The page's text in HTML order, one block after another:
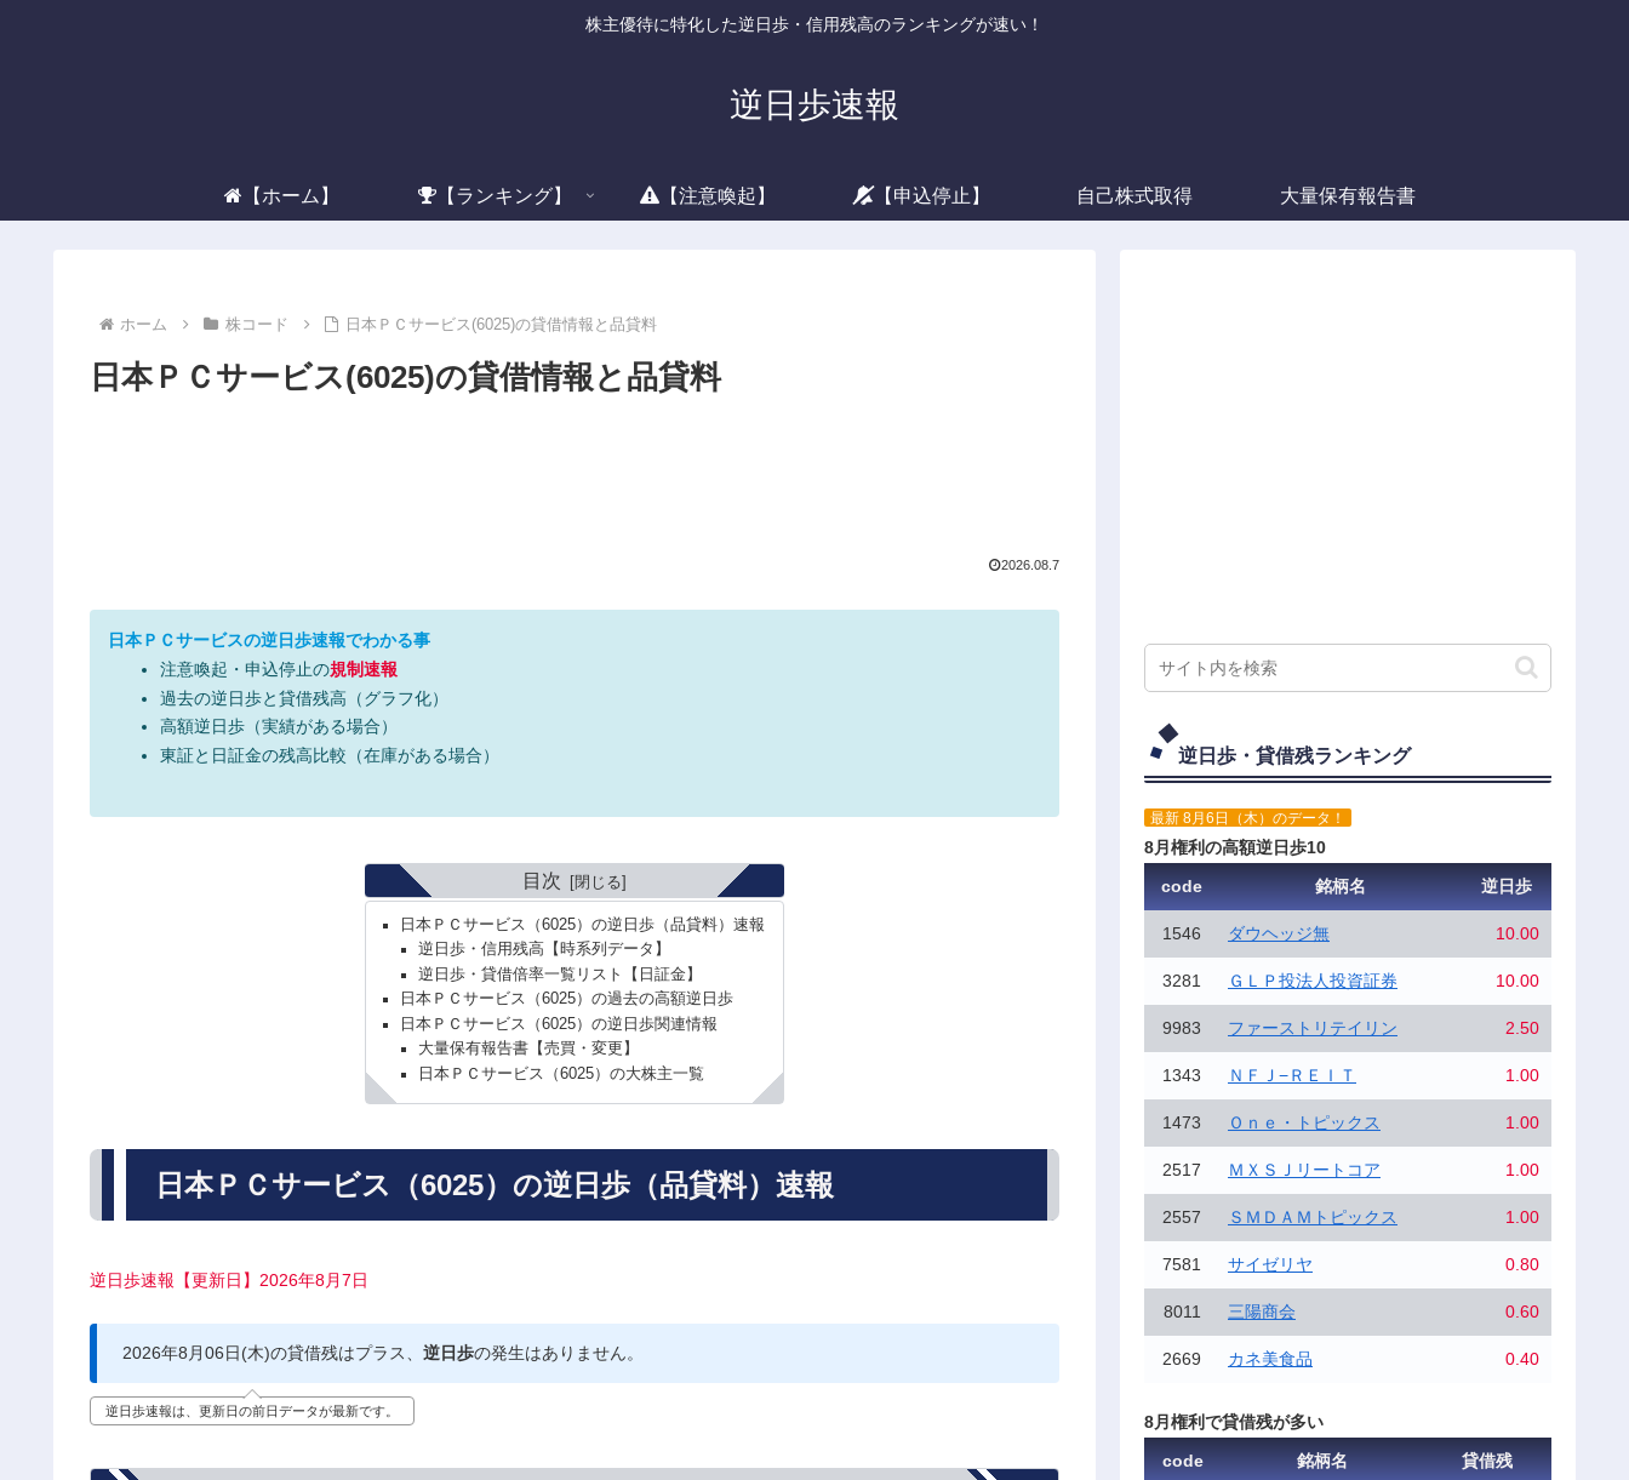
株主優待に特化した逆日歩・信用残高のランキングが速い！
逆日歩速報
【ホーム】 【ランキング】 【注意喚起】 【申込停止】 自己株式取得 大量保有報告書
ホーム 株コード 日本ＰＣサービス(6025)の貸借情報と品貸料
日本ＰＣサービス(6025)の貸借情報と品貸料
2026.08.7
日本ＰＣサービスの逆日歩速報でわかる事
注意喚起・申込停止の規制速報
過去の逆日歩と貸借残高（グラフ化）
高額逆日歩（実績がある場合）
東証と日証金の残高比較（在庫がある場合）
目次
日本ＰＣサービス（6025）の逆日歩（品貸料）速報
逆日歩・信用残高【時系列データ】
逆日歩・貸借倍率一覧リスト【日証金】
日本ＰＣサービス（6025）の過去の高額逆日歩
日本ＰＣサービス（6025）の逆日歩関連情報
大量保有報告書【売買・変更】
日本ＰＣサービス（6025）の大株主一覧
日本ＰＣサービス（6025）の逆日歩（品貸料）速報
逆日歩速報【更新日】2026年8月7日
2026年8月06日(木)の貸借残はプラス、 逆日歩の発生はありません。
逆日歩速報は、更新日の前日データが最新です。
逆日歩・貸借残ランキング
最新 8月6日（木）のデータ！
8月権利の高額逆日歩10
code
銘柄名 逆日歩
1546 ダウヘッジ無 10.00
3281 ＧＬＰ投法人投資証券 10.00
9983 ファーストリテイリン 2.50
1343 ＮＦＪ−ＲＥＩＴ 1.00
1473 Ｏｎｅ・トピックス 1.00
2517 ＭＸＳＪリートコア 1.00
2557 ＳＭＤＡＭトピックス 1.00
7581 サイゼリヤ 0.80
8011 三陽商会 0.60
2669 カネ美食品 0.40
8月権利で貸借残が多い
code
銘柄名 貸借残